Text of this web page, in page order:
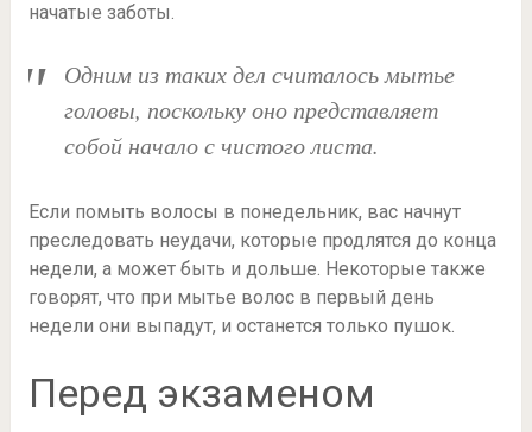
начатые заботы.
Одним из таких дел считалось мытье
головы, поскольку оно представляет
собой начало с чистого листа.
Если помыть волосы в понедельник, вас начнут
преследовать неудачи, которые продлятся до конца
недели, а может быть и дольше. Некоторые также
говорят, что при мытье волос в первый день
недели они выпадут, и останется только пушок.
Перед экзаменом